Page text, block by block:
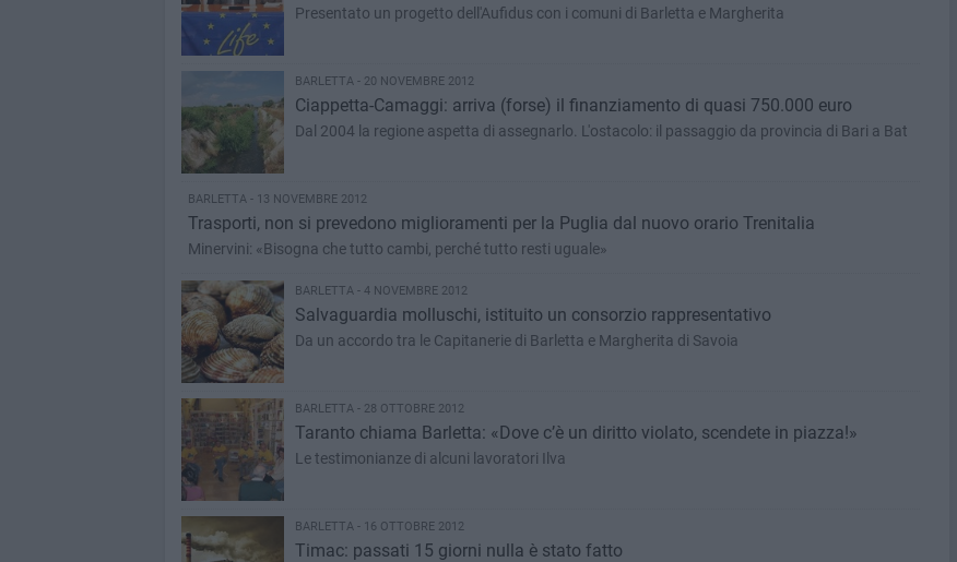
Presentato un progetto dell'Aufidus con i comuni di Barletta e Margherita
BARLETTA - 20 NOVEMBRE 2012
Ciappetta-Camaggi: arriva (forse) il finanziamento di quasi 750.000 euro
Dal 2004 la regione aspetta di assegnarlo. L'ostacolo: il passaggio da provincia di Bari a Bat
BARLETTA - 13 NOVEMBRE 2012
Trasporti, non si prevedono miglioramenti per la Puglia dal nuovo orario Trenitalia
Minervini: «Bisogna che tutto cambi, perché tutto resti uguale»
BARLETTA - 4 NOVEMBRE 2012
Salvaguardia molluschi, istituito un consorzio rappresentativo
Da un accordo tra le Capitanerie di Barletta e Margherita di Savoia
BARLETTA - 28 OTTOBRE 2012
Taranto chiama Barletta: «Dove c’è un diritto violato, scendete in piazza!»
Le testimonianze di alcuni lavoratori Ilva
BARLETTA - 16 OTTOBRE 2012
Timac: passati 15 giorni nulla è stato fatto